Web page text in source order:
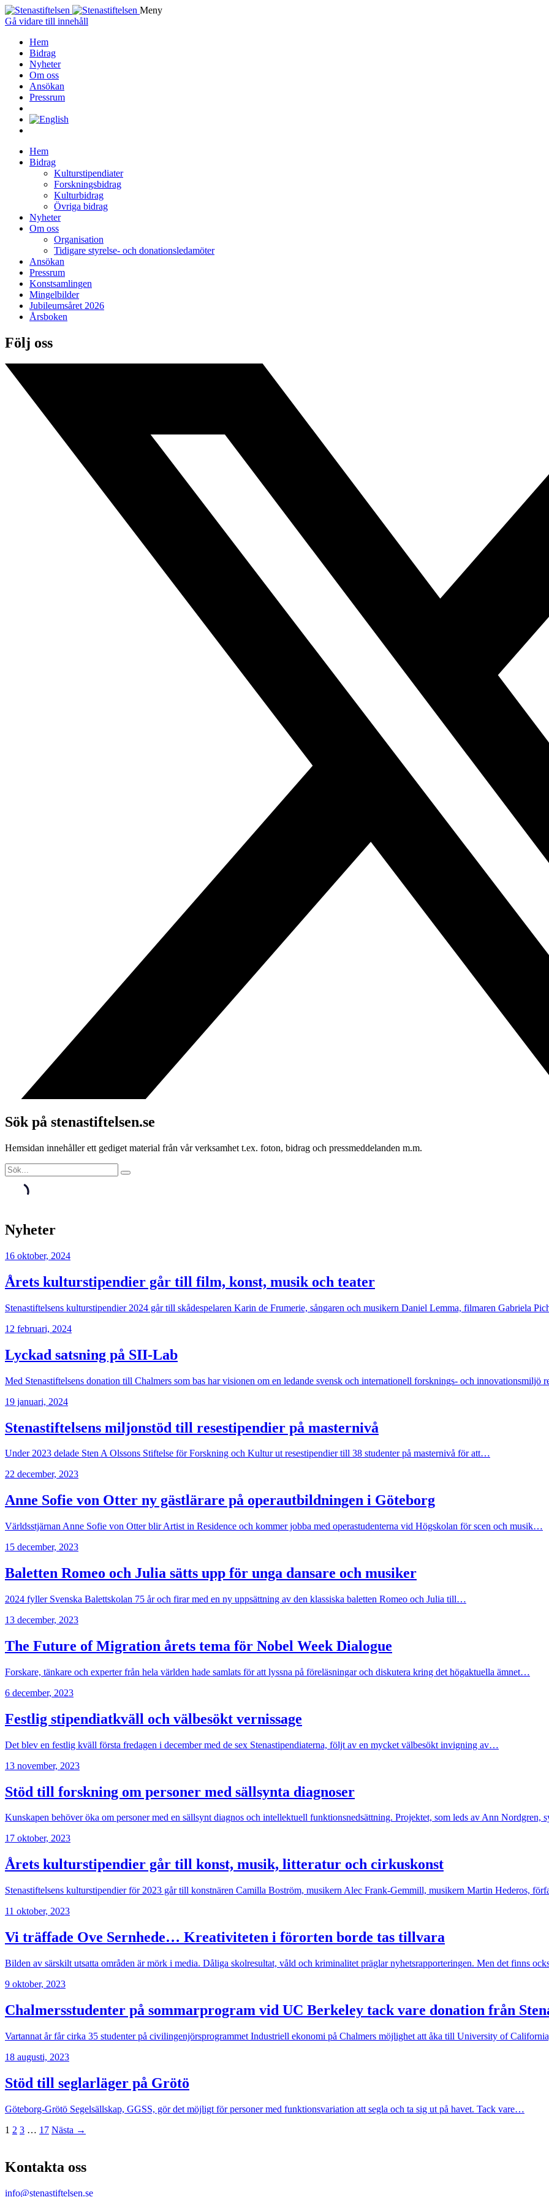
Meny
Gå vidare till innehåll
Hem
Bidrag
Nyheter
Om oss
Ansökan
Pressrum
Hem
Bidrag
Kulturstipendiater
Forskningsbidrag
Kulturbidrag
Övriga bidrag
Nyheter
Om oss
Organisation
Tidigare styrelse- och donationsledamöter
Ansökan
Pressrum
Konstsamlingen
Mingelbilder
Jubileumsåret 2026
Årsboken
Följ oss
Sök på stenastiftelsen.se
Hemsidan innehåller ett gediget material från vår verksamhet t.ex. foton, bidrag och pressmeddelanden m.m.
Nyheter
16 oktober, 2024
Årets kulturstipendier går till film, konst, musik och teater
Stenastiftelsens kulturstipendier 2024 går till skådespelaren Karin de Frumerie, sångaren och musikern Daniel Lemma, filmaren Gabriela
12 februari, 2024
Lyckad satsning på SII-Lab
Med Stenastiftelsens donation till Chalmers som bas har visionen om en ledande svensk och internationell forsknings- och innovationsmiljö
19 januari, 2024
Stenastiftelsens miljonstöd till resestipendier på masternivå
Under 2023 delade Sten A Olssons Stiftelse för Forskning och Kultur ut resestipendier till 38 studenter på masternivå för att…
22 december, 2023
Anne Sofie von Otter ny gästlärare på operautbildningen i Göteborg
Världsstjärnan Anne Sofie von Otter blir Artist in Residence och kommer jobba med operastudenterna vid Högskolan för scen och musik…
15 december, 2023
Baletten Romeo och Julia sätts upp för unga dansare och musiker
2024 fyller Svenska Balettskolan 75 år och firar med en ny uppsättning av den klassiska baletten Romeo och Julia till…
13 december, 2023
The Future of Migration årets tema för Nobel Week Dialogue
Forskare, tänkare och experter från hela världen hade samlats för att lyssna på föreläsningar och diskutera kring det högaktuella ämnet…
6 december, 2023
Festlig stipendiatkväll och välbesökt vernissage
Det blev en festlig kväll första fredagen i december med de sex Stenastipendiaterna, följt av en mycket välbesökt invigning av…
13 november, 2023
Stöd till forskning om personer med sällsynta diagnoser
Kunskapen behöver öka om personer med en sällsynt diagnos och intellektuell funktionsnedsättning. Projektet, som leds av Ann
17 oktober, 2023
Årets kulturstipendier går till konst, musik, litteratur och cirkuskonst
Stenastiftelsens kulturstipendier för 2023 går till konstnären Camilla Boström, musikern Alec Frank-Gemmill, musikern Martin Hederos,
11 oktober, 2023
Vi träffade Ove Sernhede… Kreativiteten i förorten borde tas tillvara
Bilden av särskilt utsatta områden är mörk i media. Dåliga skolresultat, våld och kriminalitet präglar nyhetsrapporteringen. Men det finns
9 oktober, 2023
Chalmersstudenter på sommarprogram vid UC Berkeley tack vare donation från
Vartannat år får cirka 35 studenter på civilingenjörsprogrammet Industriell ekonomi på Chalmers möjlighet att åka till University of
18 augusti, 2023
Stöd till seglarläger på Grötö
Göteborg-Grötö Segelsällskap, GGSS, gör det möjligt för personer med funktionsvariation att segla och ta sig ut på havet. Tack vare…
1 2 3 … 17 Nästa →
Kontakta oss
info@stenastiftelsen.se